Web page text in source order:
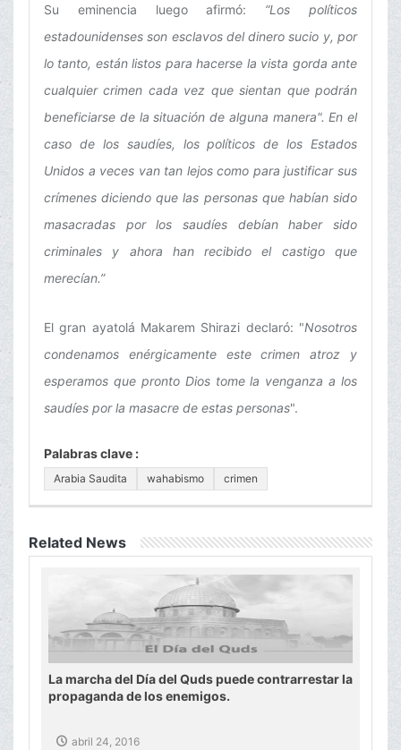
Su eminencia luego afirmó: “Los políticos
estadounidenses son esclavos del dinero sucio y, por
lo tanto, están listos para hacerse la vista gorda ante
cualquier crimen cada vez que sientan que podrán
beneficiarse de la situación de alguna manera". En el
caso de los saudíes, los políticos de los Estados
Unidos a veces van tan lejos como para justificar sus
crímenes diciendo que las personas que habían sido
masacradas por los saudíes debían haber sido
criminales y ahora han recibido el castigo que
merecían.”
El gran ayatolá Makarem Shirazi declaró: "Nosotros
condenamos enérgicamente este crimen atroz y
esperamos que pronto Dios tome la venganza a los
saudíes por la masacre de estas personas".
Palabras clave :
Arabia Saudita wahabismo crimen
Related News
La marcha del Día del Quds puede contrarrestar la
propaganda de los enemigos.
abril 24, 2016